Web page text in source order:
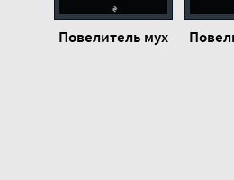
Повелитель мух